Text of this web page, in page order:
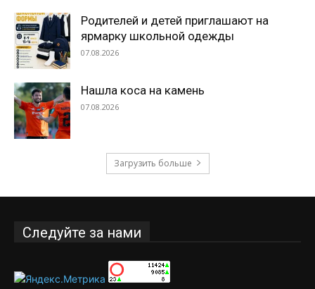
Родителей и детей приглашают на
ярмарку школьной одежды
07.08.2026
Нашла коса на камень
07.08.2026
Загрузить больше
Следуйте за нами